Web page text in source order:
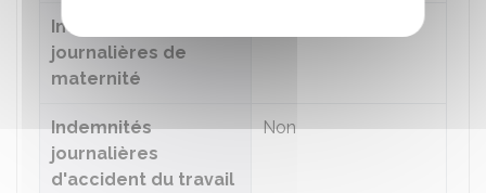
Indemnités
journalières de
maternité
Indemnités
journalières
d'accident du travail
Non